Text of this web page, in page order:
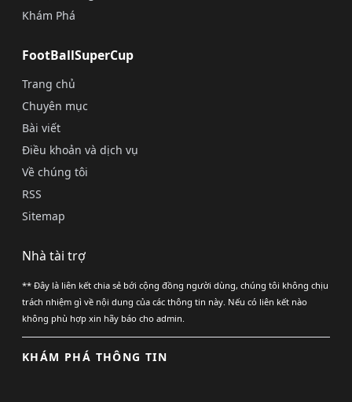
Khám Phá
FootBallSuperCup
Trang chủ
Chuyên mục
Bài viết
Điều khoản và dịch vụ
Về chúng tôi
RSS
Sitemap
Nhà tài trợ
** Đây là liên kết chia sẻ bới cộng đồng người dùng, chúng tôi không chịu
trách nhiệm gì về nội dung của các thông tin này. Nếu có liên kết nào
không phù hợp xin hãy báo cho admin.
KHÁM PHÁ THÔNG TIN